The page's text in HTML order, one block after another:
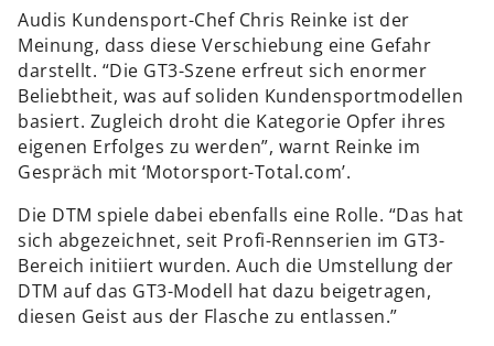
Audis Kundensport-Chef Chris Reinke ist der
Meinung, dass diese Verschiebung eine Gefahr
darstellt. “Die GT3-Szene erfreut sich enormer
Beliebtheit, was auf soliden Kundensportmodellen
basiert. Zugleich droht die Kategorie Opfer ihres
eigenen Erfolges zu werden”, warnt Reinke im
Gespräch mit ‘Motorsport-Total.com’.
Die DTM spiele dabei ebenfalls eine Rolle. “Das hat
sich abgezeichnet, seit Profi-Rennserien im GT3-
Bereich initiiert wurden. Auch die Umstellung der
DTM auf das GT3-Modell hat dazu beigetragen,
diesen Geist aus der Flasche zu entlassen.”